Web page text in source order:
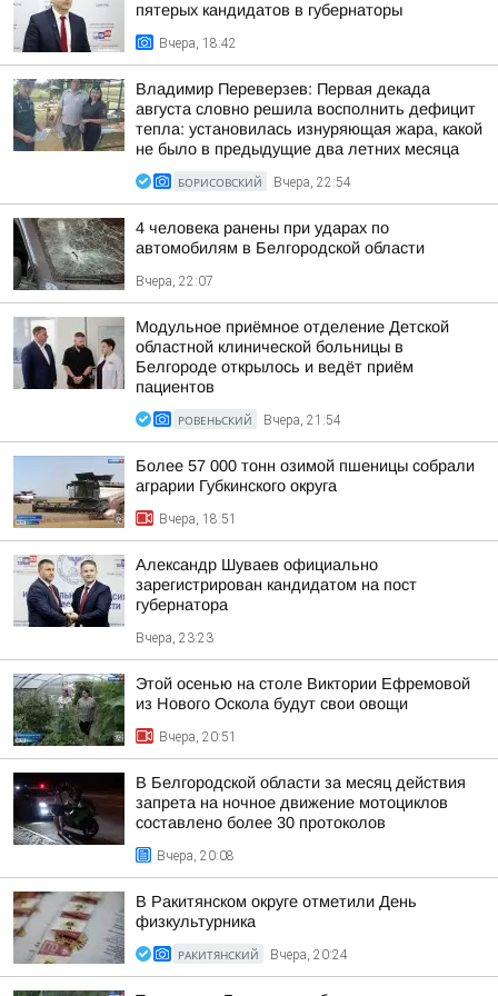
пятерых кандидатов в губернаторы
Вчера, 18:42
Владимир Переверзев: Первая декада
августа словно решила восполнить дефицит
тепла: установилась изнуряющая жара, какой
не было в предыдущие два летних месяца
БОРИСОВСКИЙ Вчера, 22:54
4 человека ранены при ударах по
автомобилям в Белгородской области
Вчера, 22:07
Модульное приёмное отделение Детской
областной клинической больницы в
Белгороде открылось и ведёт приём
пациентов
РОВЕНЬСКИЙ Вчера, 21:54
Более 57 000 тонн озимой пшеницы собрали
аграрии Губкинского округа
Вчера, 18:51
Александр Шуваев официально
зарегистрирован кандидатом на пост
губернатора
Вчера, 23:23
Этой осенью на столе Виктории Ефремовой
из Нового Оскола будут свои овощи
Вчера, 20:51
В Белгородской области за месяц действия
запрета на ночное движение мотоциклов
составлено более 30 протоколов
Вчера, 20:08
В Ракитянском округе отметили День
физкультурника
РАКИТЯНСКИЙ Вчера, 20:24